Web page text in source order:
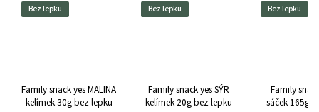
Bez lepku
Family snack yes MALINA
kelímek 30g bez lepku
Bez lepku
Family snack yes SÝR
kelímek 20g bez lepku
Bez lepku
Family
sáček 165g